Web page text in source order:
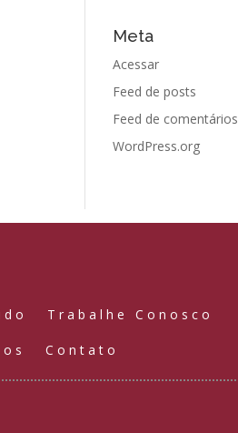
Meta
Acessar
Feed de posts
Feed de comentários
WordPress.org
Trabalhe Conosco
Contato